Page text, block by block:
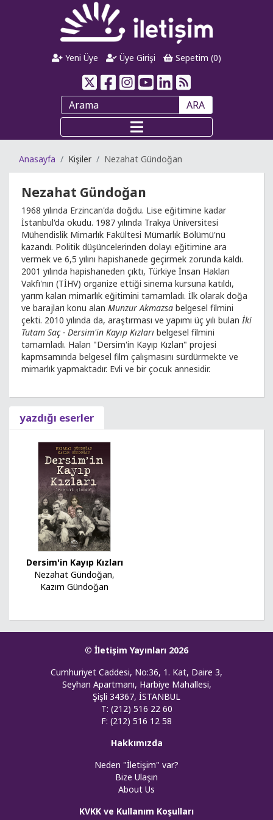
Yeni Üye Üye Girişi Sepetim (0)
ARA
Anasayfa Kişiler Nezahat Gündoğan
Nezahat Gündoğan
1968 yılında Erzincan'da doğdu. Lise eğitimine kadar
İstanbul'da okudu. 1987 yılında Trakya Üniversitesi
Mühendislik Mimarlık Fakültesi Mümarlık Bölümü'nü
kazandı. Politik düşüncelerinden dolayı eğitimine ara
vermek ve 6,5 yılını hapishanede geçirmek zorunda kaldı.
2001 yılında hapishaneden çıktı, Türkiye İnsan Hakları
Vakfı'nın (TİHV) organize ettiği sinema kursuna katıldı,
yarım kalan mimarlık eğitimini tamamladı. İlk olarak doğa
ve barajları konu alan Munzur Akmazsa belgesel filmini
çekti. 2010 yılında da, araştırması ve yapımı üç yılı bulan İki
Tutam Saç - Dersim'in Kayıp Kızları belgesel filmini
tamamladı. Halan "Dersim'in Kayıp Kızları" projesi
kapmsamında belgesel film çalışmasını sürdürmekte ve
mimarlık yapmaktadır. Evli ve bir çocuk annesidir.
yazdığı eserler
Dersim'in Kayıp Kızları
Nezahat Gündoğan,
Kazım Gündoğan
© İletişim Yayınları 2026
Cumhuriyet Caddesi, No:36, 1. Kat, Daire 3,
Seyhan Apartmanı, Harbiye Mahallesi,
Şişli 34367, İSTANBUL
T: (212) 516 22 60
F: (212) 516 12 58
Hakkımızda
Neden "İletişim" var?
Bize Ulaşın
About Us
KVKK ve Kullanım Koşulları